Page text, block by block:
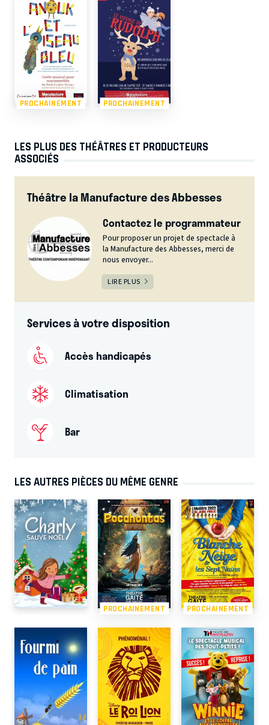
PROCHAINEMENT PROCHAINEMENT
LES PLUS DES THÉÂTRES ET PRODUCTEURS
ASSOCIÉS
Théâtre la Manufacture des Abbesses
Contactez le programmateur
Pour proposer un projet de spectacle à
la Manufacture des Abbesses, merci de
nous envoyer...
LIRE PLUS
Services à votre disposition
Accès handicapés
Climatisation
Bar
LES AUTRES PIÈCES DU MÊME GENRE
PROCHAINEMENT PROCHAINEMENT